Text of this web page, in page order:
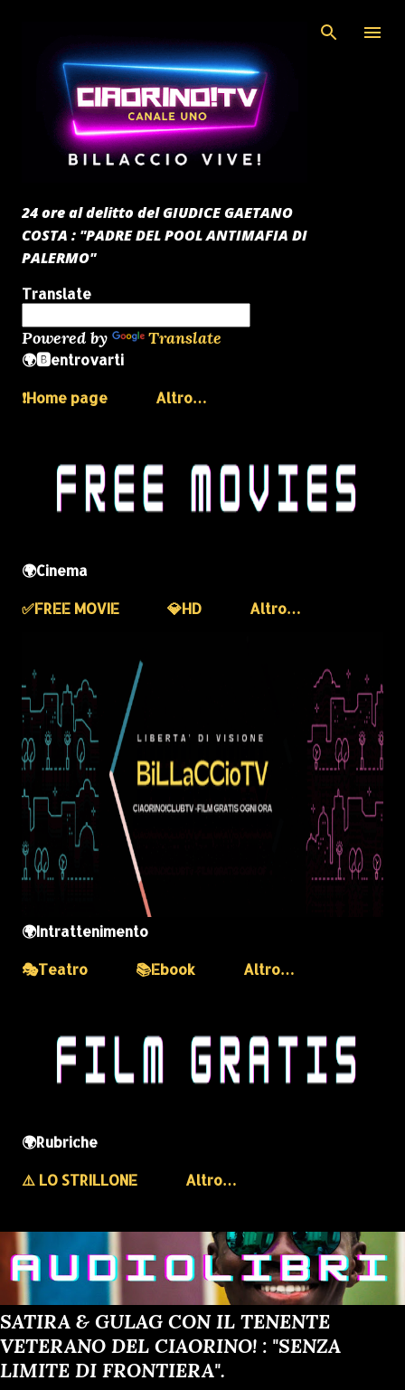
24 ore al delitto del GIUDICE GAETANO
COSTA : "PADRE DEL POOL ANTIMAFIA DI
PALERMO"
Translate
Powered by Translate
🌍🅱️entrovarti
❗️Home page
Altro…
🌍Cinema
✅️FREE MOVIE
💎HD Altro…
🌍Intrattenimento
🎭Teatro
📚Ebook Altro…
🌍Rubriche
⚠️ LO STRILLONE
Altro…
SATIRA & GULAG CON IL TENENTE
VETERANO DEL CIAORINO! : "SENZA
LIMITE DI FRONTIERA".